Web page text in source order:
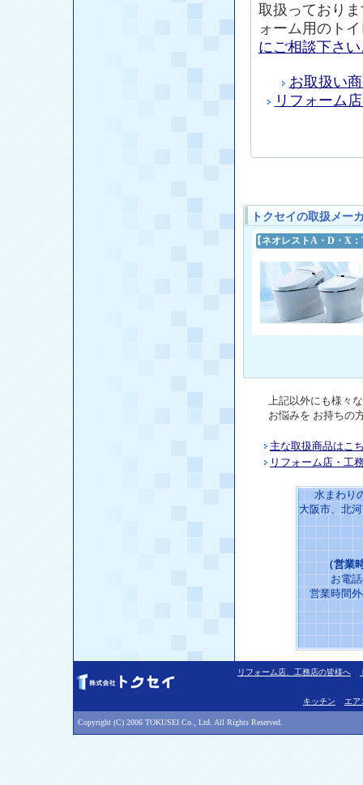
取扱っており
ォーム用のト
にご相談下さ
お取扱い
リフォーム
トクセイの取扱メー
【ネオレストA・D・X
上記以外にも様々
お悩みを お持ちの
主な取扱商品はこ
リフォーム店・工
水まわり
大阪市、北
（営業
お電
営業時間
リフォーム店、工務店の皆様へ
キッチン エア
Copyright (C) 2006 TOKUSEI Co., Ltd. All Rights Reserved.